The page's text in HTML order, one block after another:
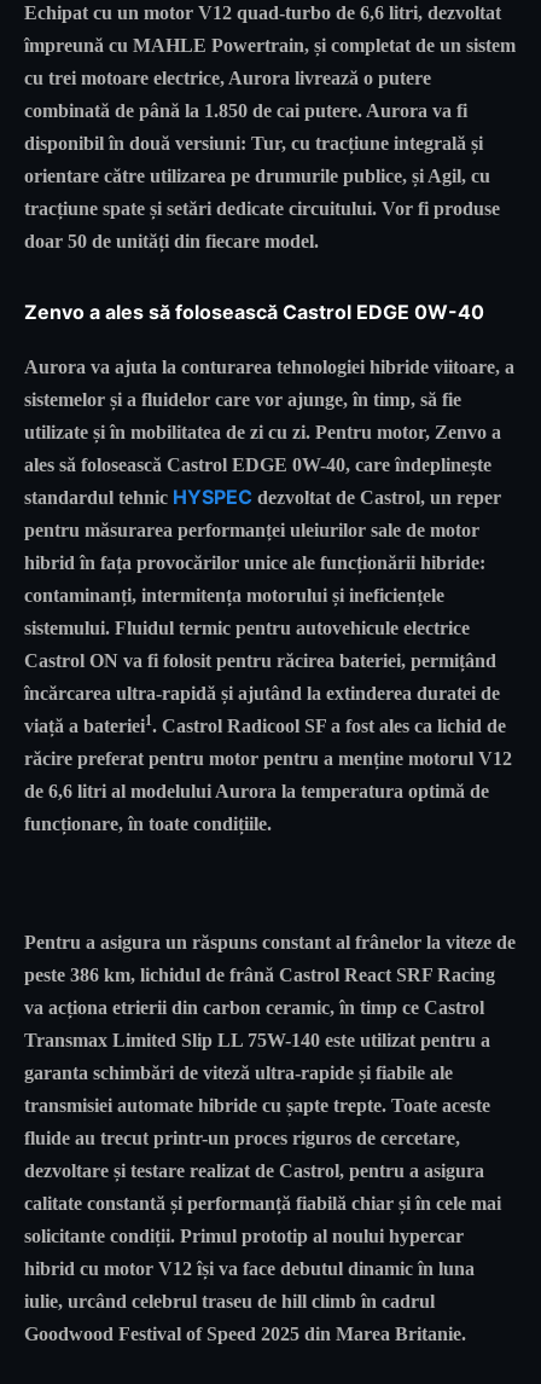
Echipat cu un motor V12 quad-turbo de 6,6 litri, dezvoltat
împreună cu MAHLE Powertrain, și completat de un sistem
cu trei motoare electrice, Aurora livrează o putere
combinată de până la 1.850 de cai putere. Aurora va fi
disponibil în două versiuni: Tur, cu tracțiune integrală și
orientare către utilizarea pe drumurile publice, și Agil, cu
tracțiune spate și setări dedicate circuitului. Vor fi produse
doar 50 de unități din fiecare model.
Zenvo a ales să folosească Castrol EDGE 0W-40
Aurora va ajuta la conturarea tehnologiei hibride viitoare, a
sistemelor și a fluidelor care vor ajunge, în timp, să fie
utilizate și în mobilitatea de zi cu zi. Pentru motor, Zenvo a
ales să folosească Castrol EDGE 0W-40, care îndeplinește
standardul tehnic HYSPEC dezvoltat de Castrol, un reper
pentru măsurarea performanței uleiurilor sale de motor
hibrid în fața provocărilor unice ale funcționării hibride:
contaminanți, intermitența motorului și ineficiențele
sistemului. Fluidul termic pentru autovehicule electrice
Castrol ON va fi folosit pentru răcirea bateriei, permițând
încărcarea ultra-rapidă și ajutând la extinderea duratei de
viață a bateriei1. Castrol Radicool SF a fost ales ca lichid de
răcire preferat pentru motor pentru a menține motorul V12
de 6,6 litri al modelului Aurora la temperatura optimă de
funcționare, în toate condițiile.
Pentru a asigura un răspuns constant al frânelor la viteze de
peste 386 km, lichidul de frână Castrol React SRF Racing
va acționa etrierii din carbon ceramic, în timp ce Castrol
Transmax Limited Slip LL 75W-140 este utilizat pentru a
garanta schimbări de viteză ultra-rapide și fiabile ale
transmisiei automate hibride cu șapte trepte. Toate aceste
fluide au trecut printr-un proces riguros de cercetare,
dezvoltare și testare realizat de Castrol, pentru a asigura
calitate constantă și performanță fiabilă chiar și în cele mai
solicitante condiții. Primul prototip al noului hypercar
hibrid cu motor V12 își va face debutul dinamic în luna
iulie, urcând celebrul traseu de hill climb în cadrul
Goodwood Festival of Speed 2025 din Marea Britanie.